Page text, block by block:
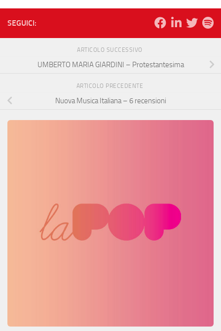
SEGUICI:
ARTICOLO SUCCESSIVO
UMBERTO MARIA GIARDINI – Protestantesima
ARTICOLO PRECEDENTE
Nuova Musica Italiana – 6 recensioni